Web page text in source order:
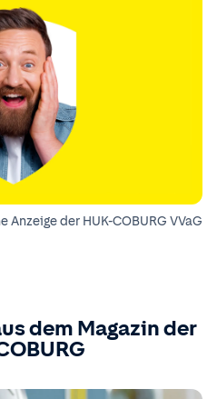
Anzeige der HUK-COBURG VVaG
dem Magazin der